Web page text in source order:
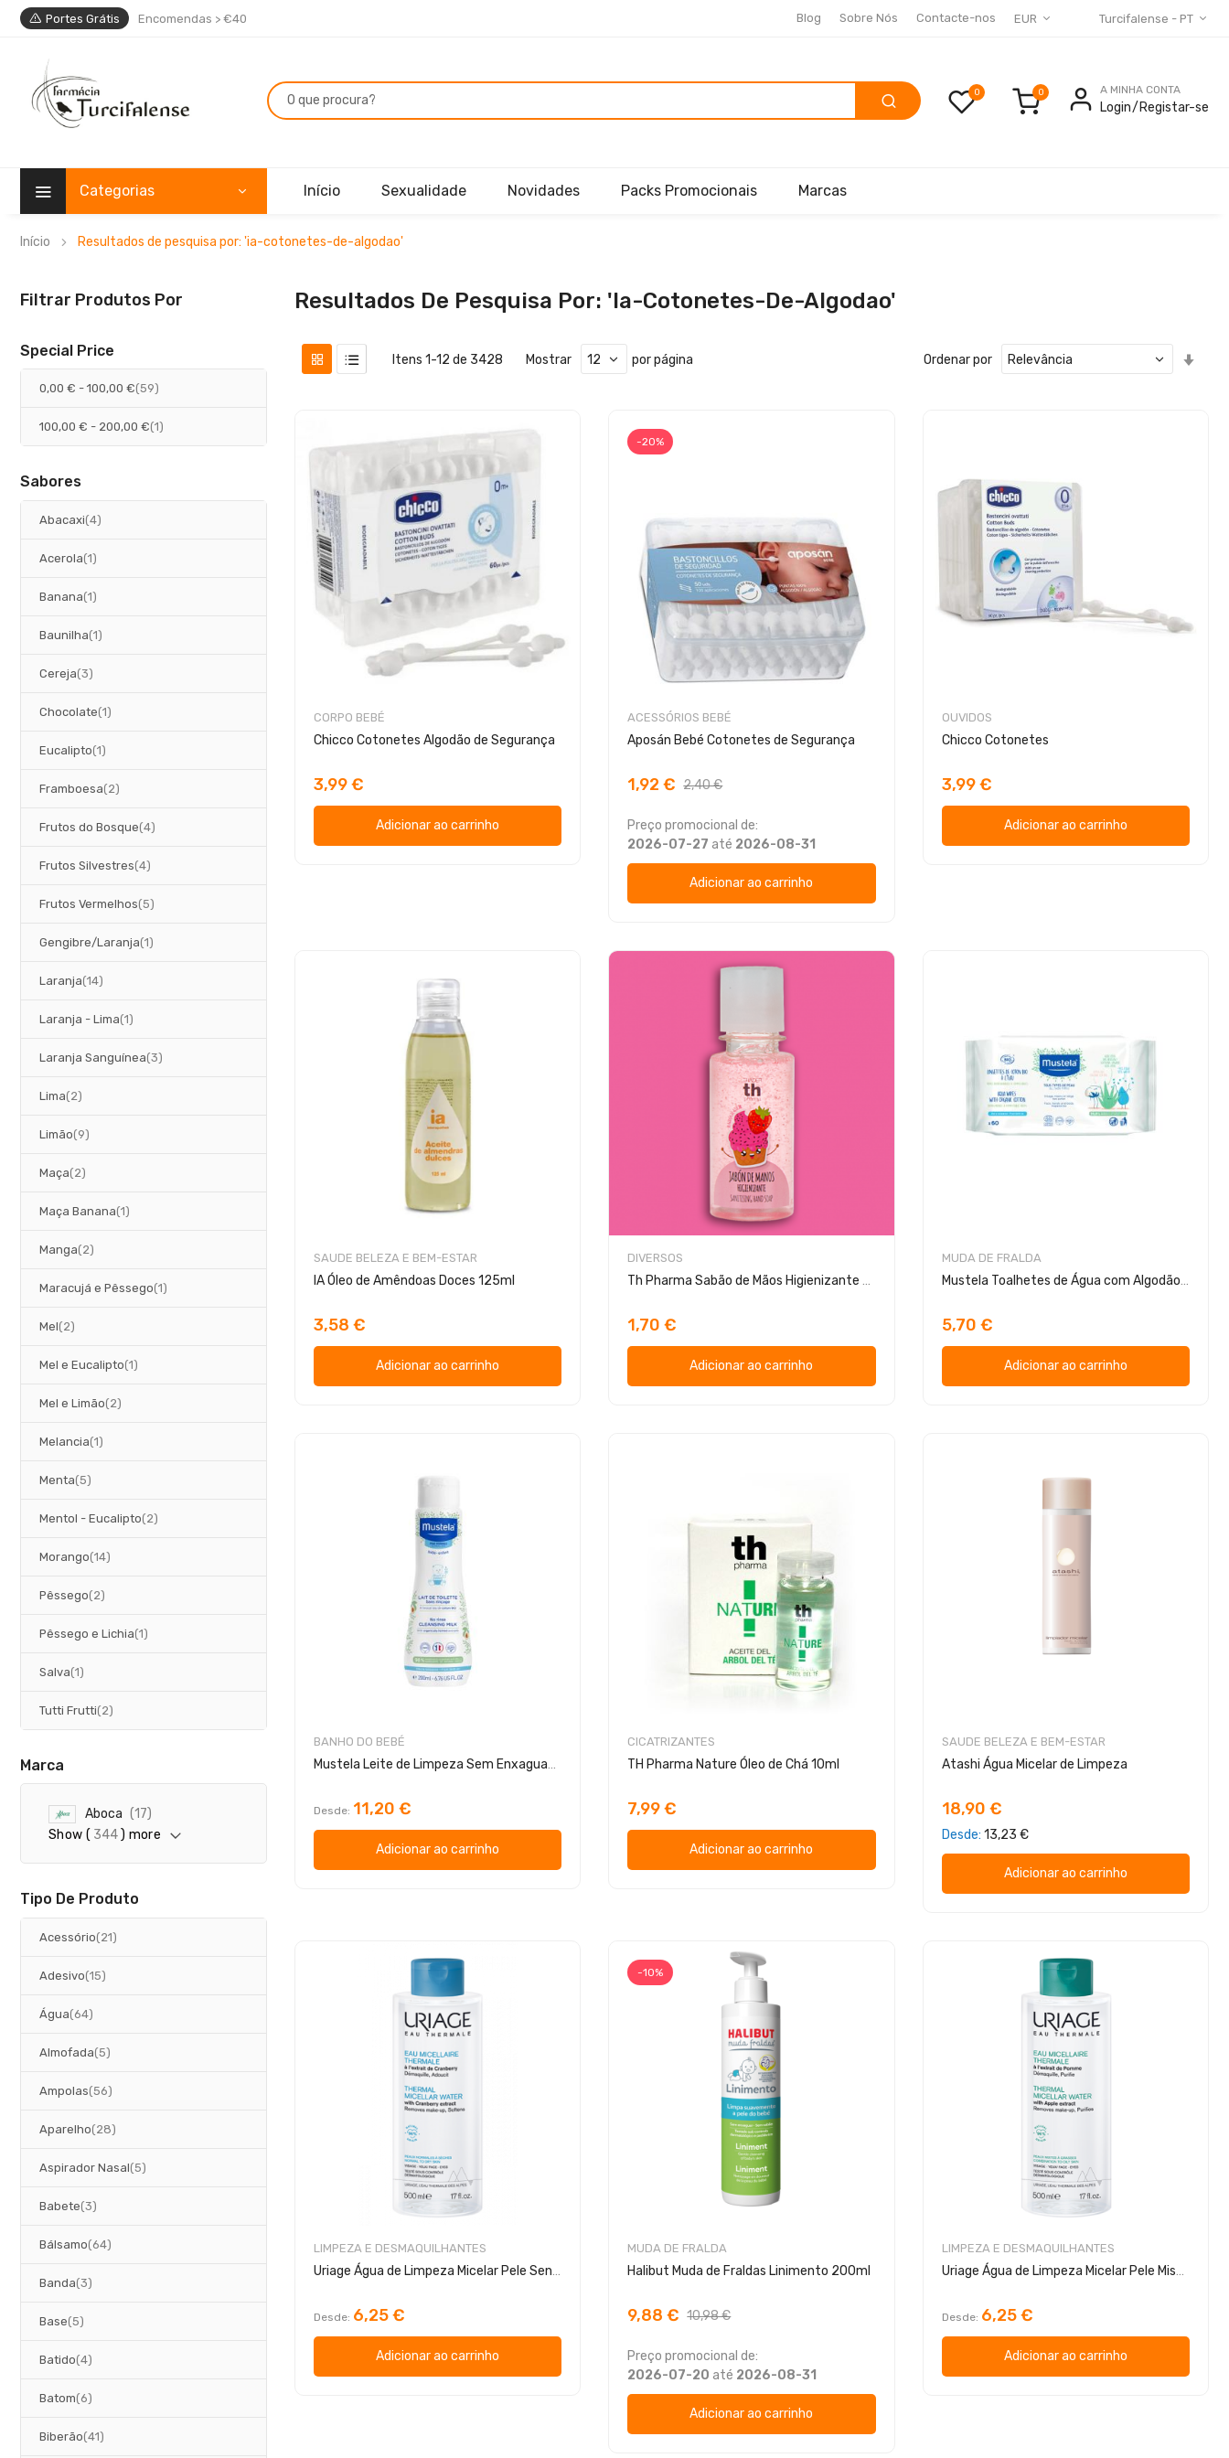
Portes Grátis Encomendas > €40 EUR Turcifalense - PT
Blog Sobre Nós Contacte-nos
0 A MINHA CONTA
Login Registar-se
Categorias Início Sexualidade Novidades Packs Promocionais Marcas
Início Resultados de pesquisa por: 'ia-cotonetes-de-algodao'
Resultados De Pesquisa Por: 'ia-Cotonetes-De-Algodao'
Itens 1-12 de 3428 Mostrar por página Ordenar por
CORPO BEBÉ
Chicco Cotonetes Algodão de Segurança
3,99 €
Adicionar ao carrinho
-20%
ACESSÓRIOS BEBÉ
Aposán Bebé Cotonetes de Segurança
1,92 € 2,40 €
Preço promocional de:
2026-07-27 até 2026-08-31
Adicionar ao carrinho
OUVIDOS
Chicco Cotonetes
3,99 €
Adicionar ao carrinho
SAUDE BELEZA E BEM-ESTAR
IA Óleo de Amêndoas Doces 125ml
3,58 €
Adicionar ao carrinho
DIVERSOS
Th Pharma Sabão de Mãos Higienizante Algodão Doce 100ml
1,70 €
Adicionar ao carrinho
MUDA DE FRALDA
Mustela Toalhetes de Água com Algodão BIO 60 Toalhitas
5,70 €
Adicionar ao carrinho
BANHO DO BEBÉ
Mustela Leite de Limpeza Sem Enxaguamento
Desde 11,20 €
Adicionar ao carrinho
CICATRIZANTES
TH Pharma Nature Óleo de Chá 10ml
7,99 €
Adicionar ao carrinho
SAUDE BELEZA E BEM-ESTAR
Atashi Água Micelar de Limpeza
18,90 €
Desde 13,23 €
Adicionar ao carrinho
LIMPEZA E DESMAQUILHANTES
Uriage Água de Limpeza Micelar Pele Sensível
Desde 6,25 €
Adicionar ao carrinho
-10%
MUDA DE FRALDA
Halibut Muda de Fraldas Linimento 200ml
9,88 € 10,98 €
Preço promocional de:
2026-07-20 até 2026-08-31
Adicionar ao carrinho
LIMPEZA E DESMAQUILHANTES
Uriage Água de Limpeza Micelar Pele Mista Oleosa
Desde 6,25 €
Adicionar ao carrinho
Filtrar Produtos Por
Special Price
0,00 € - 100,00 € 59
artigos
100,00 € - 200,00 € 1
artigo
Sabores
Abacaxi 4
artigos
Acerola 1
artigo
Banana 1
artigo
Baunilha 1
artigo
Cereja 3
artigos
Chocolate 1
artigo
Eucalipto 1
artigo
Framboesa 2
artigos
Frutos do Bosque 4
artigos
Frutos Silvestres 4
artigos
Frutos Vermelhos 5
artigos
Gengibre/Laranja 1
artigo
Laranja 14
artigos
Laranja - Lima 1
artigo
Laranja Sanguínea 3
artigos
Lima 2
artigos
Limão 9
artigos
Maça 2
artigos
Maça Banana 1
artigo
Manga 2
artigos
Maracujá e Pêssego 1
artigo
Mel 2
artigos
Mel e Eucalipto 1
artigo
Mel e Limão 2
artigos
Melancia 1
artigo
Menta 5
artigos
Mentol - Eucalipto 2
artigos
Morango 14
artigos
Pêssego 2
artigos
Pêssego e Lichia 1
artigo
Salva 1
artigo
Tutti Frutti 2
artigos
Marca
Aboca 17
r
t
Show ( 344) more
Tipo De Produto
Acessório 21
artigos
Adesivo 15
artigos
Água 64
artigos
Almofada 5
artigos
Ampolas 56
artigos
Aparelho 28
artigos
Aspirador Nasal 5
artigos
Babete 3
artigos
Bálsamo 64
artigos
Banda 3
artigos
Base 5
artigos
Batido 4
artigos
Batom 6
artigos
Biberão 41
artigos